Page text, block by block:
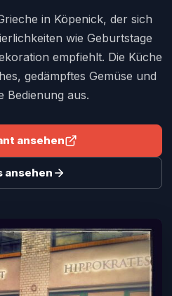
in Köpenick, der sich
wie Geburtstage
empfiehlt. Die Küche
gedämpftes Gemüse und
Bedienung aus.
ansehen
ansehen